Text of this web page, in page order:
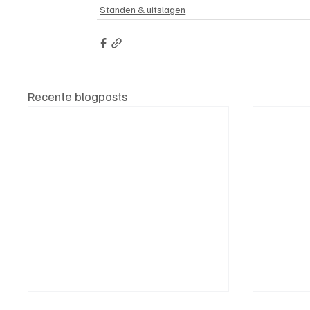
Standen & uitslagen
Recente blogposts